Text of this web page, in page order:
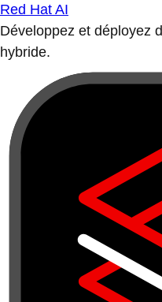
Red Hat AI
Développez et déployez
hybride.